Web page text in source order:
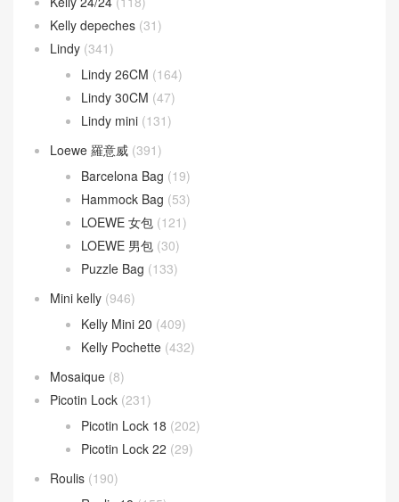
Kelly depeches(31)
Lindy (341)
Lindy 26CM
Lindy 30CM (47)
Lindy mini(131)
Barcelona Bag
Hammock Bag (53)
LOEWE 女包(121)
LOEWE 男包 (30)
Puzzle Bag(133)
Kelly Mini 20
Kelly Pochette(432)
Picotin Lock(231)
Picotin Lock 18
Picotin Lock 22 (29)
Roulis 18